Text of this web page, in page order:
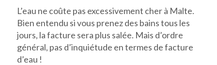
L’eau ne coûte pas excessivement cher à Malte.
Bien entendu si vous prenez des bains tous les
jours, la facture sera plus salée. Mais d’ordre
général, pas d’inquiétude en termes de facture
d’eau !